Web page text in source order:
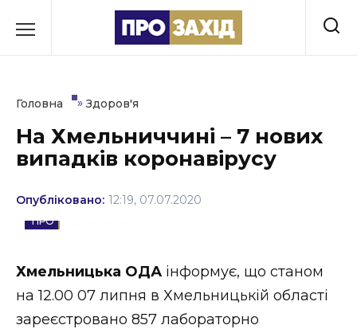
до
Культура
Освіта
Події
Політика
Соціум
Головна » Здоров'я
На Хмельниччині – 7 нових
випадків коронавірусу
Опубліковано: 12:19, 07.07.2020
Хмельницька ОДА інформує, що станом
на 12.00 07 липня в Хмельницькій області
зареєстровано 857 лабораторно